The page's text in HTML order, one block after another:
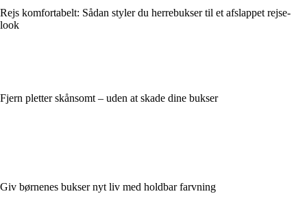
Rejs komfortabelt: Sådan styler du herrebukser til et afslappet rejse-
look
Fjern pletter skånsomt – uden at skade dine bukser
Giv børnenes bukser nyt liv med holdbar farvning